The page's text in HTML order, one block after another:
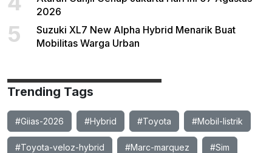
2026
5
Suzuki XL7 New Alpha Hybrid Menarik Buat
Mobilitas Warga Urban
Trending Tags
#Giias-2026 #Hybrid #Toyota #Mobil-listrik
#Toyota-veloz-hybrid #Marc-marquez #Sim